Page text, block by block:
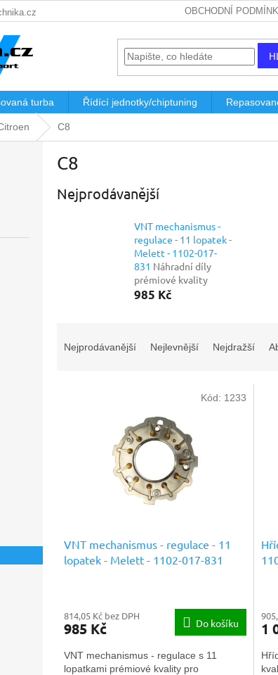
OBCHODNÍ
turba Řídící jednotky/chiptuning
C8
C8
Nejprodávanější
VNT mechanismus -
regulace - 11 lopatek -
Melett - 1102-017-
831 Náhradní díly
prémiové kvality
985 Kč
Nejprodávanější Nejlevnější Nejdražší
VNT mechanismus - regulace - 11
lopatek - Melett - 1102-017-831
814,05 Kč bez DPH
985 Kč Do košíku
VNT mechanismus - regulace s 11
lopatkami prémiové kvality pro
Kód: 1233
1